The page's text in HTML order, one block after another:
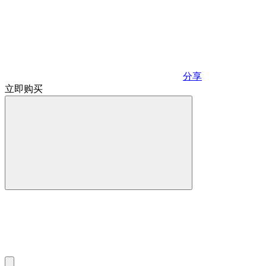
分享
立即购买